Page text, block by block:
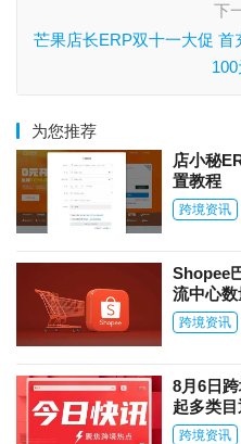
下
芒果店长ERP双十一大促 首
为您推荐
店小秘
置教程
跨境资讯
Shopee
流中心
跨境资讯
8月6日
起多类
线AI商品
跨境资讯